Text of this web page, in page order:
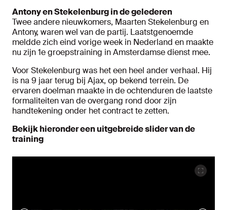
Antony en Stekelenburg in de gelederen
Twee andere nieuwkomers, Maarten Stekelenburg en
Antony, waren wel van de partij. Laatstgenoemde
meldde zich eind vorige week in Nederland en maakte
nu zijn 1e groepstraining in Amsterdamse dienst mee.
Voor Stekelenburg was het een heel ander verhaal. Hij
is na 9 jaar terug bij Ajax, op bekend terrein. De
ervaren doelman maakte in de ochtenduren de laatste
formaliteiten van de overgang rond door zijn
handtekening onder het contract te zetten.
Bekijk hieronder een uitgebreide slider van de
training